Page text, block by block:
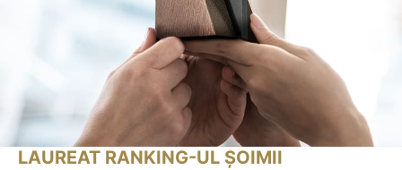
LAUREAT RANKING-UL ȘOIMII